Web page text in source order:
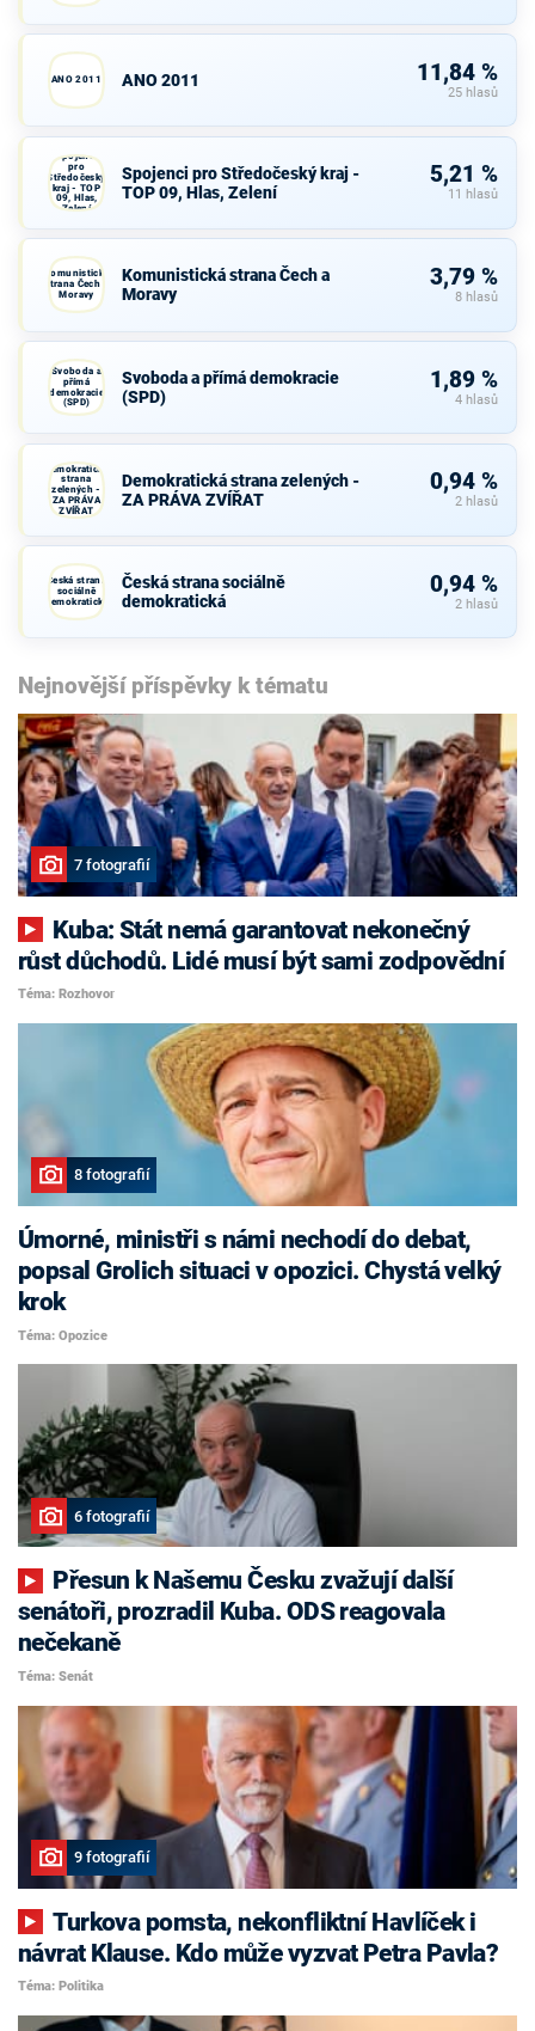
ANO 2011 ANO 2011 11,84 %
25 hlasů
Spojenci
pro
Středočeský
kraj - TOP
09, Hlas,
Zelení
Spojenci pro Středočeský kraj -
TOP 09, Hlas, Zelení
5,21 %
11 hlasů
Komunistická
strana Čech a
Moravy
Komunistická strana Čech a
Moravy
3,79 %
8 hlasů
Svoboda a
přímá
demokracie
(SPD)
Svoboda a přímá demokracie
(SPD)
1,89 %
4 hlasů
Demokratická
strana
zelených -
ZA PRÁVA
ZVÍŘAT
Demokratická strana zelených -
ZA PRÁVA ZVÍŘAT
0,94 %
2 hlasů
Česká strana
sociálně
demokratická
Česká strana sociálně
demokratická
0,94 %
2 hlasů
Nejnovější příspěvky k tématu
7 fotografií
růst důchodů. Lidé musí být sami zodpovědní
Téma: Rozhovor
8 fotografií
Úmorné, ministři s námi nechodí do debat,
popsal Grolich situaci v opozici. Chystá velký
krok
Téma: Opozice
6 fotografií
senátoři, prozradil Kuba. ODS reagovala
nečekaně
Téma: Senát
9 fotografií
Turkova pomsta, nekonfliktní Havlíček i
návrat Klause. Kdo může vyzvat Petra Pavla?
Téma: Politika